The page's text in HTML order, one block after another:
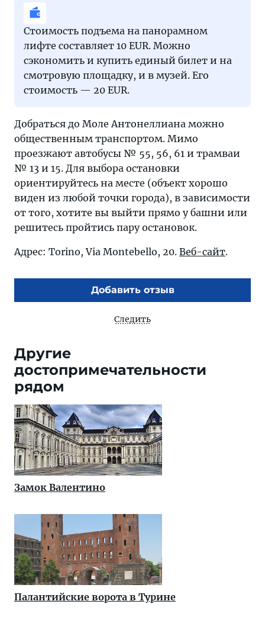
Стоимость подъема на панорамном
лифте составляет 10 EUR. Можно
сэкономить и купить единый билет и на
смотровую площадку, и в музей. Его
стоимость — 20 EUR.
Добраться до Моле Антонеллиана можно
общественным транспортом. Мимо
проезжают автобусы № 55, 56, 61 и трамваи
№ 13 и 15. Для выбора остановки
ориентируйтесь на месте (объект хорошо
виден из любой точки города), в зависимости
от того, хотите вы выйти прямо у башни или
решитесь пройтись пару остановок.
Адрес: Torino, Via Montebello, 20. Веб-сайт.
Добавить отзыв
Следить
Другие
достопримечательности
рядом
Замок Валентино
Палантийские ворота в Турине